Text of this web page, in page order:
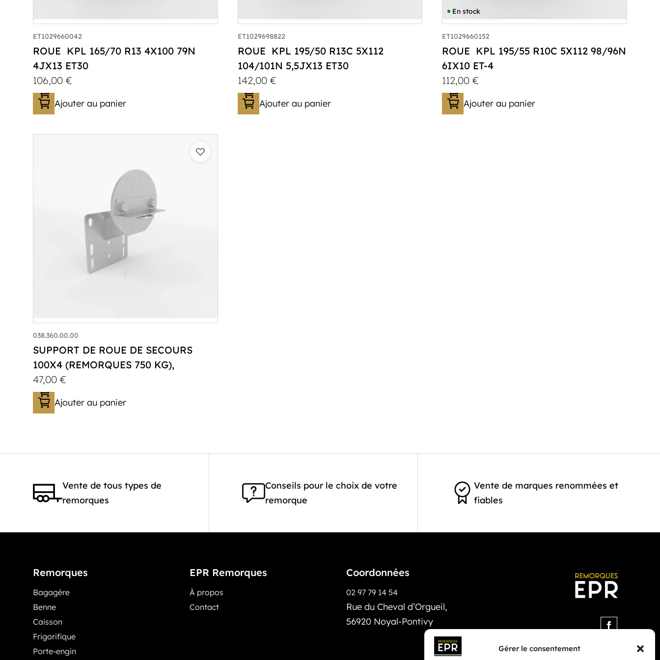
Gérer le consentement
ET1029660042
ROUE KPL 165/70 R13 4X100 79N
4JX13 ET30
106,00€
Ajouter au panier
ET1029698822
ROUE KPL 195/50 R13C 5X112
104/101N 5,5JX13 ET30
142,00 €
Ajouter au panier
En stock
ET1029660152
ROUE KPL 195/55 R10C 5X112 98/96N
6IX10 ET-4
112,00€
Ajouter au panier
038.360.00.00
SUPPORT DE ROUE DE SECOURS
100X4 (REMORQUES 750 KG),
47,00€
Ajouter au panier
Vente de tous types de
remorques
Conseils pour le choix de votre
remorque
Vente de marques renommées et
fiables
Remorques
Bagagère
Benne
Caisson
Frigorifique
Porte-engin
EPR Remorques
À propos
Contact
Coordonnées
02 97 79 14 54
Rue du Cheval d’Orgueil,
56920 Noyal-Pontivy